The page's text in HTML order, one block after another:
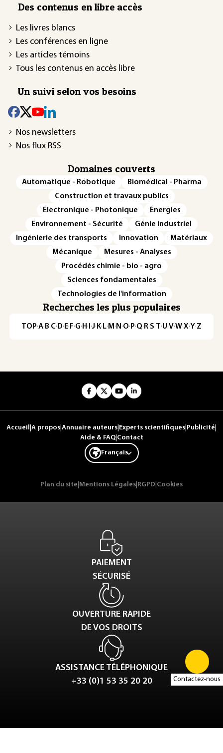
Contactez-nous
Des contenus en libre accès
Les livres blancs
Les conférences en ligne
Les articles témoins
Tous les contenus en accès libre
Un suivi selon vos besoins
Nos newsletters
Nos flux RSS
Domaines couverts
Automatique - Robotique
Biomédical - Pharma
Construction et travaux publics
Électronique - Photonique
Énergies
Environnement - Sécurité
Génie industriel
Ingénierie des transports
Innovation
Matériaux
Mécanique
Mesures - Analyses
Procédés chimie - bio - agro
Sciences fondamentales
Technologies de l'information
Recherches les plus populaires
TOP·A·B·C· D· E· F·G· H · ·J· K· L· M · N ·O· P·Q· R·S·T·U·V·W·X·Y·Z
Accueil A propos Annuaire auteurs Experts scientifiques Publicité
Aide & FAQ| Contact
Français
Plan du site Mentions Légales RGPD Cookies
PAIEMENT
SÉCURISÉ
OUVERTURE RAPIDE
DE VOS DROITS
ASSISTANCE TÉLÉPHONIQUE
+33 (0)1 53 35 20 20